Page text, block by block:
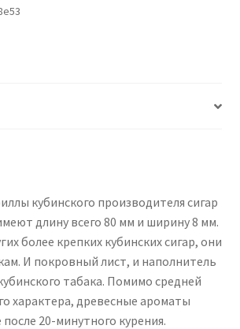
кубинского производителя сигар
длину всего 80 мм и ширину 8 мм.
более крепких кубинских сигар, они
И покровный лист, и наполнитель
табака. Помимо средней
характера, древесные ароматы
20-минутного курения.